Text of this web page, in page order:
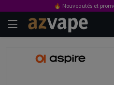
🔥 Nouveautés et